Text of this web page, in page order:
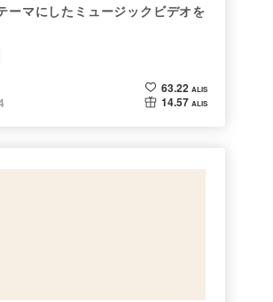
ーマにしたミュージックビデオを
63.22 ALIS
14.57 ALIS